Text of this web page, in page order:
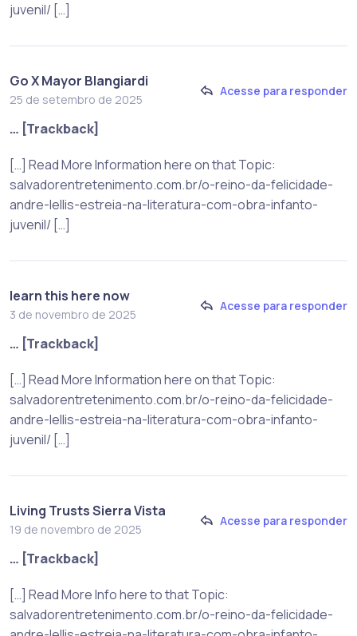
juvenil/ […]
Go X Mayor Blangiardi
25 de setembro de 2025
Acesse para responder
… [Trackback]
[…] Read More Information here on that Topic:
salvadorentretenimento.com.br/o-reino-da-felicidade-
andre-lellis-estreia-na-literatura-com-obra-infanto-
juvenil/ […]
learn this here now
3 de novembro de 2025
Acesse para responder
… [Trackback]
[…] Read More Information here on that Topic:
salvadorentretenimento.com.br/o-reino-da-felicidade-
andre-lellis-estreia-na-literatura-com-obra-infanto-
juvenil/ […]
Living Trusts Sierra Vista
19 de novembro de 2025
Acesse para responder
… [Trackback]
[…] Read More Info here to that Topic:
salvadorentretenimento.com.br/o-reino-da-felicidade-